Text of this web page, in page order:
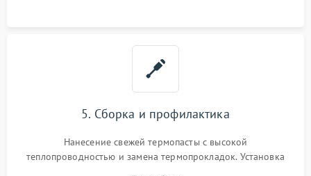
5. Сборка и профилактика
Нанесение свежей термопасты с высокой
теплопроводностью и замена термопрокладок. Установка